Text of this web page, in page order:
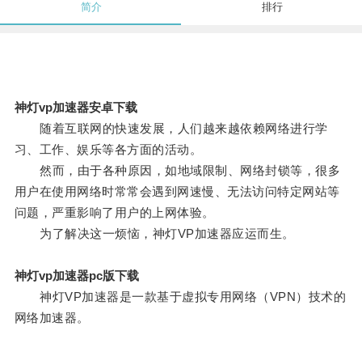
简介 排行
神灯vp加速器安卓下载
随着互联网的快速发展，人们越来越依赖网络进行学
习、工作、娱乐等各方面的活动。
然而，由于各种原因，如地域限制、网络封锁等，很多
用户在使用网络时常常会遇到网速慢、无法访问特定网站等
问题，严重影响了用户的上网体验。
为了解决这一烦恼，神灯VP加速器应运而生。
神灯vp加速器pc版下载
神灯VP加速器是一款基于虚拟专用网络（VPN）技术的
网络加速器。